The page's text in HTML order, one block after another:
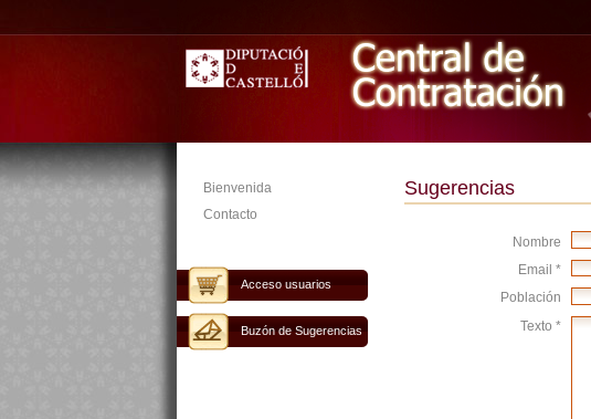
Bienvenida
Contacto
Acceso usuarios
Buzón de Sugerencias
Sugerencias
Nombre
Email *
Población
Texto *